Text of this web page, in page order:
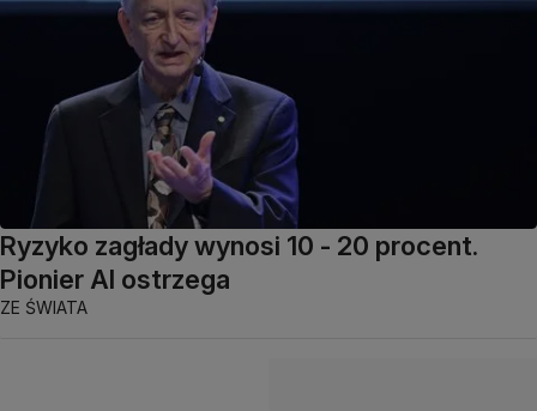
Ryzyko zagłady wynosi 10 - 20 procent.
Pionier AI ostrzega
ZE ŚWIATA